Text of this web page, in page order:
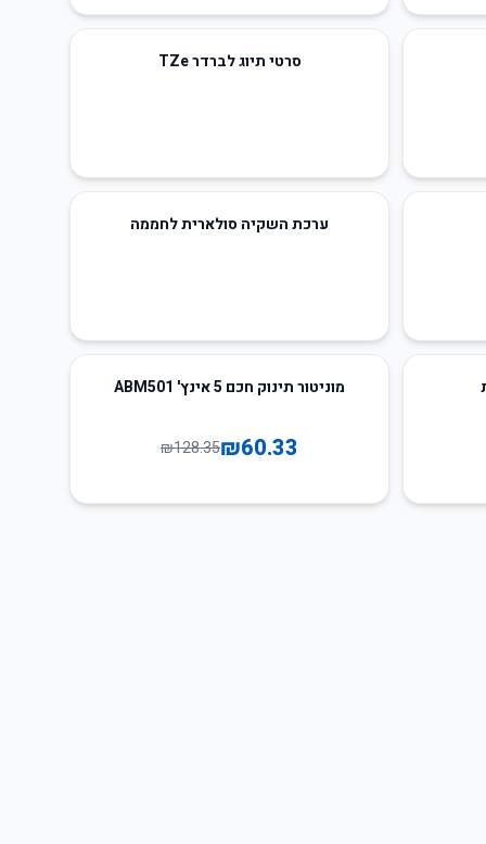
סרטי תיוג לברדר TZe
ערכת השקיה סולארית לחממה
מוניטור תינוק חכם 5 אינץ' ABM501
₪60.33
₪128.35